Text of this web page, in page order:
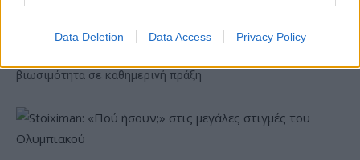
Data Deletion Data Access Privacy Policy
βιωσιμότητα σε καθημερινή πράξη